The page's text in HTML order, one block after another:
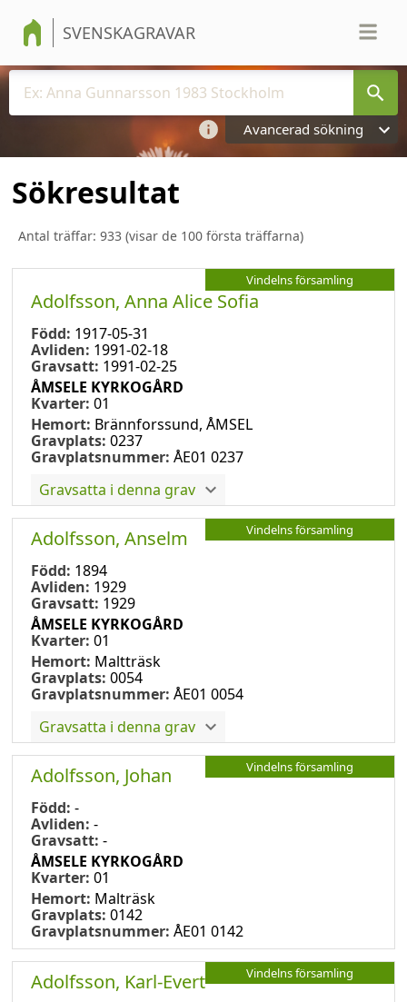
SVENSKAGRAVAR
Avancerad sökning
Sökresultat
Antal träffar: 933 (visar de 100 första träffarna)
Vindelns församling
Adolfsson, Anna Alice Sofia
Född: 1917-05-31
Avliden: 1991-02-18
Gravsatt: 1991-02-25
ÅMSELE KYRKOGÅRD
Kvarter: 01
Hemort: Brännforssund, ÅMSEL
Gravplats: 0237
Gravplatsnummer: ÅE01 0237
Gravsatta i denna grav
Vindelns församling
Adolfsson, Anselm
Född: 1894
Avliden: 1929
Gravsatt: 1929
ÅMSELE KYRKOGÅRD
Kvarter: 01
Hemort: Maltträsk
Gravplats: 0054
Gravplatsnummer: ÅE01 0054
Gravsatta i denna grav
Vindelns församling
Adolfsson, Johan
Född: -
Avliden: -
Gravsatt: -
ÅMSELE KYRKOGÅRD
Kvarter: 01
Hemort: Malträsk
Gravplats: 0142
Gravplatsnummer: ÅE01 0142
Vindelns församling
Adolfsson, Karl-Evert